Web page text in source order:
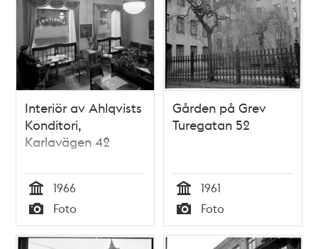
Interiör av Ahlqvists
Konditori,
Karlavägen 42
Tid
1966
Typ
Foto
Gården på Grev
Turegatan 52
Tid
1961
Typ
Foto